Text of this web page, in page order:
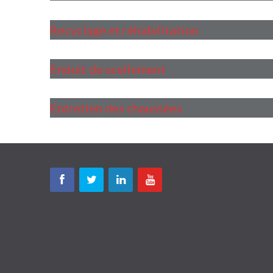
Recyclage et réhabilitation
Enduit de scellement
Entretien des chaussées